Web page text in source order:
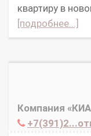
квартиру в
[подробнее...]
Компания